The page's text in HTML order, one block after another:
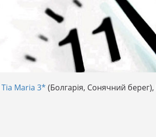
Tia Maria 3* (Болгарія, Сонячний берег),